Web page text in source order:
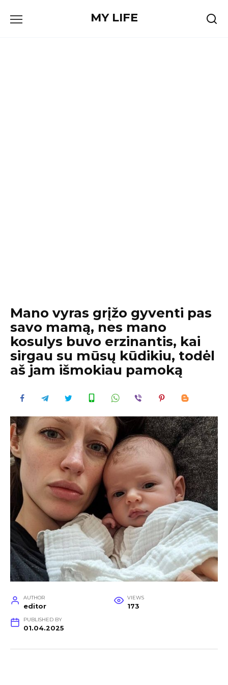
MY LIFE
Mano vyras grįžo gyventi pas
savo mamą, nes mano
kosulys buvo erzinantis, kai
sirgau su mūsų kūdikiu, todėl
aš jam išmokiau pamoką
AUTHOR
editor
VIEWS
173
PUBLISHED BY
01.04.2025